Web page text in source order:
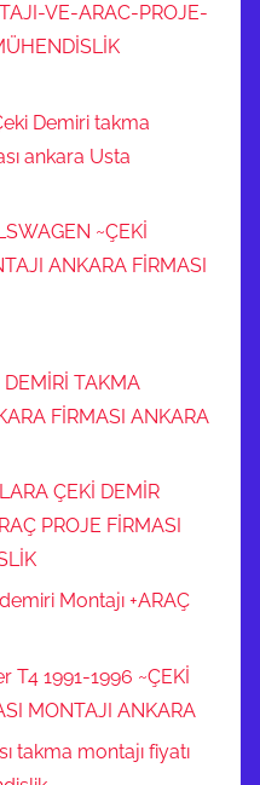
VE-ARAC-PROJE-
Demiri takma
ankara Usta
~ÇEKİ
ANKARA FİRMASI
TAKMA
FİRMASI ANKARA
ÇEKİ DEMİR
PROJE FİRMASI
Montajı +ARAÇ
T4 1991-1996 ~ÇEKİ
MONTAJI ANKARA
takma montajı fiyatı